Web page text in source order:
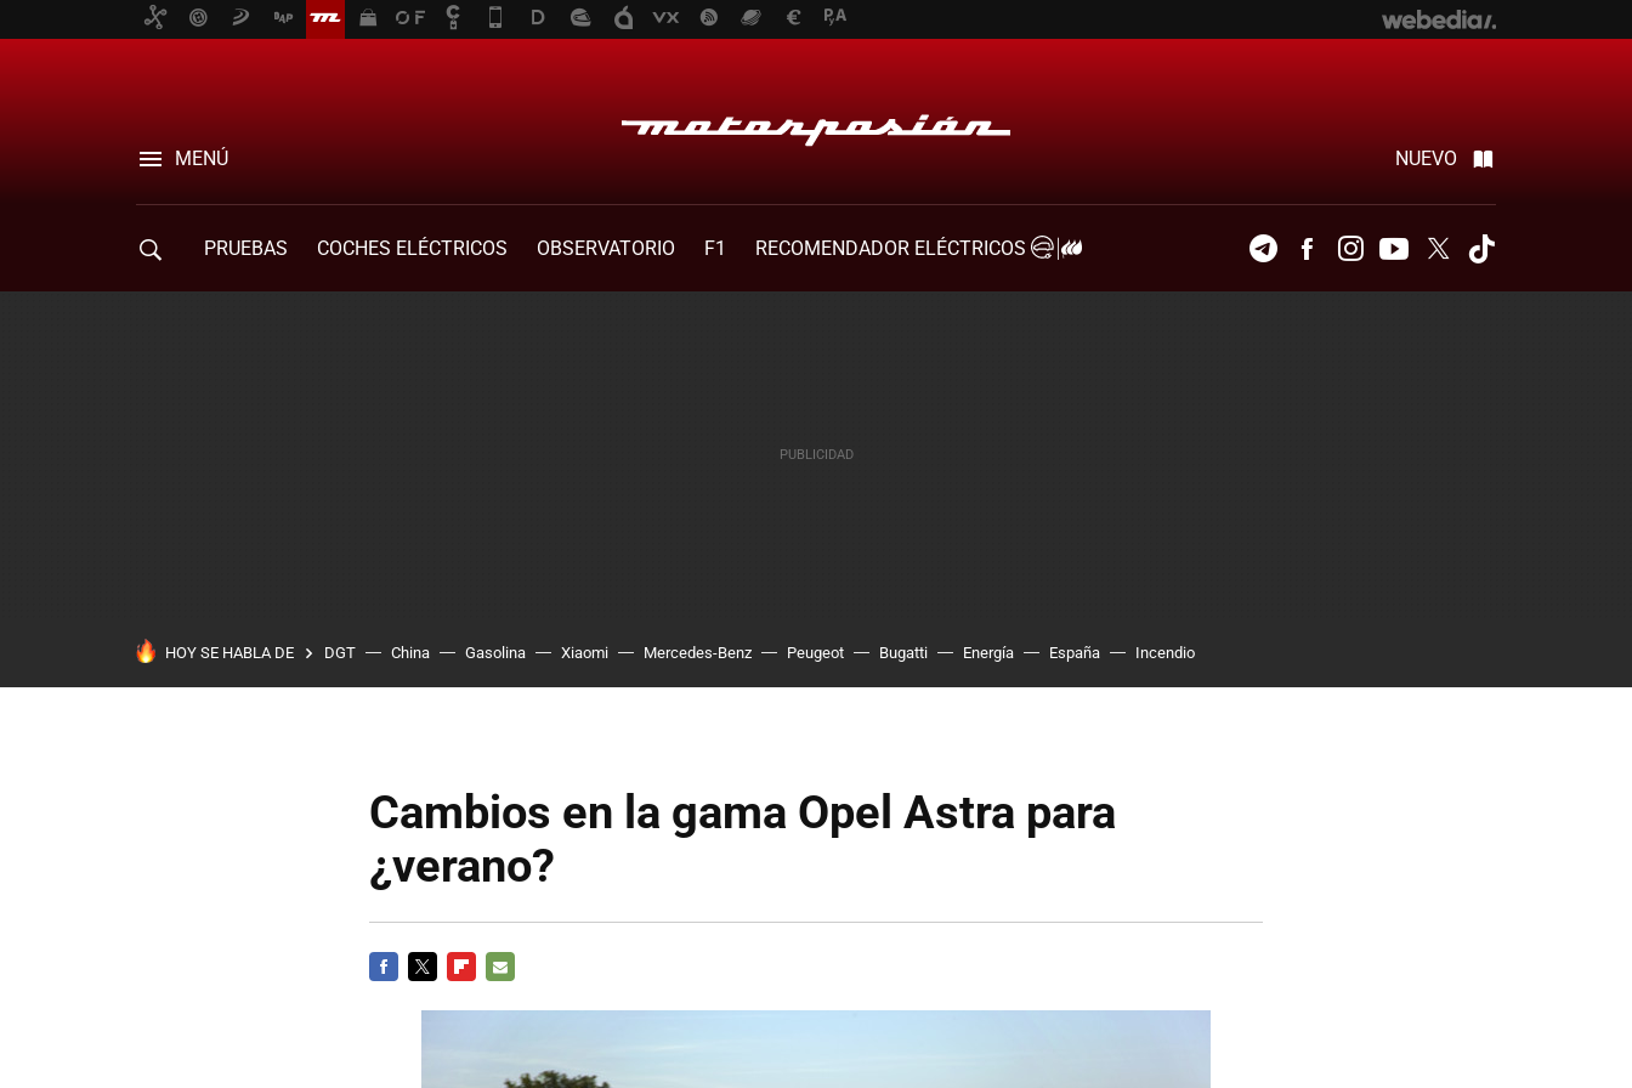
MENÚ NUEVO
PRUEBAS COCHES ELÉCTRICOS OBSERVATORIO F1
RECOMENDADOR ELÉCTRICOS
TelegramFacebookInstagramYoutubeTwitter
HOY SE HABLA DE DGT China Gasolina Xiaomi Mercedes-Benz Peugeot Bugatti Energía España Incendio
Cambios en la gama Opel Astra para
¿verano?